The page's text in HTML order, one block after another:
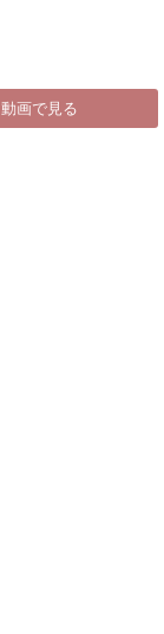
動画で見る